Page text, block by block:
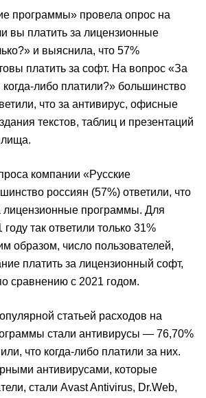
программы» провела опрос на
вы платить за лицензионные
и выяснила, что 57%
платить за софт. На вопрос «За
либо платили?» большинство
что за антивирус, офисные
текстов, таблиц и презентаций
компании «Русские
россиян (57%) ответили, что
лицензионные программы. Для
так ответили только 31%
образом, число пользователей,
платить за лицензионный софт,
сравнению с 2021 годом.
статьей расходов на
стали антивирусы — 76,70%
что когда-либо платили за них.
антивирусами, которые
стали Avast Antivirus, Dr.Web,